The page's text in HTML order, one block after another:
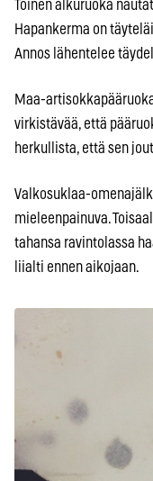
Toinen alkuruoka
Hapankerma on
Annos lähentelee
Maa-
virkistävää, että
herkullista, että sen
Valkosuklaa-
mieleenpainuva.
tahansa ravintolassa
liialti ennen aikojaan.